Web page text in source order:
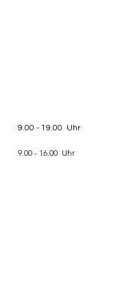
9.00 - 19.00 Uhr
9.00 - 16.00 Uhr